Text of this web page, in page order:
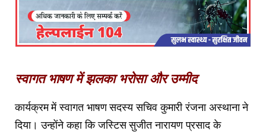
स्वागत भाषण में झलका भरोसा और उम्मीद
कार्यक्रम में स्वागत भाषण सदस्य सचिव कुमारी रंजना अस्थाना ने
दिया। उन्होंने कहा कि जस्टिस सुजीत नारायण प्रसाद के